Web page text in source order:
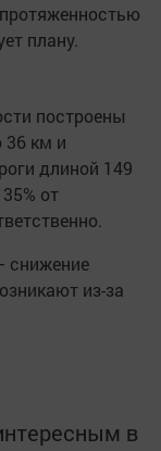
плану.
построены
36 км и
длиной 149
от
снижение
из-за
в